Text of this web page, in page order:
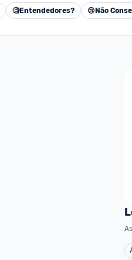
🧐Entendedores? 😢 Não